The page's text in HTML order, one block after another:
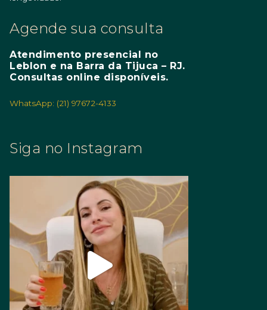
Agende sua consulta
Atendimento presencial no
Leblon e na Barra da Tijuca – RJ.
Consultas online disponíveis.
WhatsApp: (21) 97672-4133
Siga no Instagram